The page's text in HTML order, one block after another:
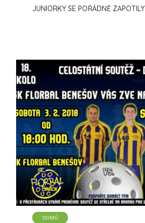
JUNIORKY SE POŘÁDNĚ ZAPOTILY
DOMŮ